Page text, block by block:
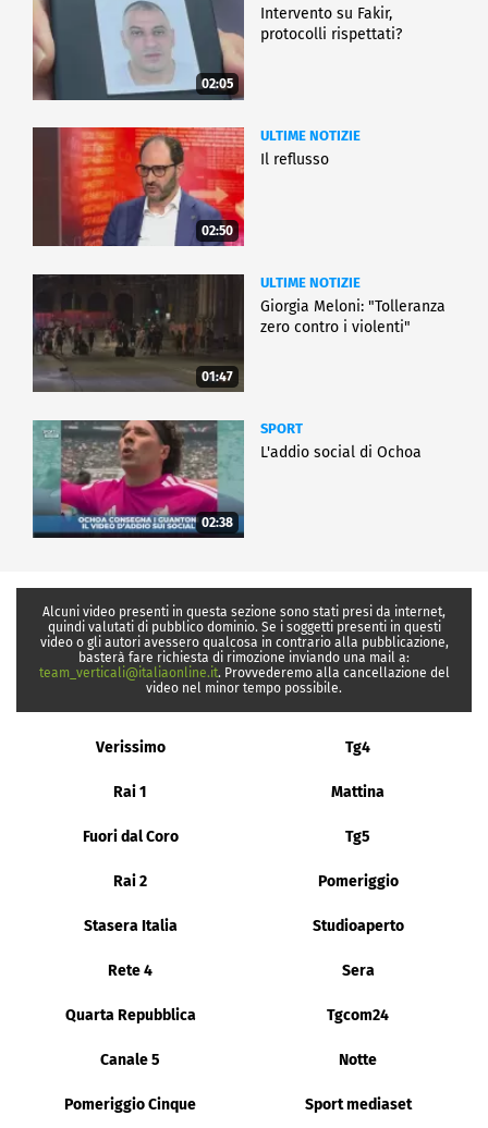
02:05
Intervento su Fakir,
protocolli rispettati?
02:50
ULTIME NOTIZIE
Il reflusso
01:47
ULTIME NOTIZIE
Giorgia Meloni: "Tolleranza
zero contro i violenti"
02:38
SPORT
L'addio social di Ochoa
Alcuni video presenti in questa sezione sono stati presi da internet,
quindi valutati di pubblico dominio. Se i soggetti presenti in questi
video o gli autori avessero qualcosa in contrario alla pubblicazione,
basterà fare richiesta di rimozione inviando una mail a:
team_verticali@italiaonline.it. Provvederemo alla cancellazione del
video nel minor tempo possibile.
Verissimo Tg4
Rai 1 Mattina
Fuori dal Coro Tg5
Rai 2 Pomeriggio
Stasera Italia Studioaperto
Rete 4 Sera
Quarta Repubblica Tgcom24
Canale 5 Notte
Pomeriggio Cinque Sport mediaset